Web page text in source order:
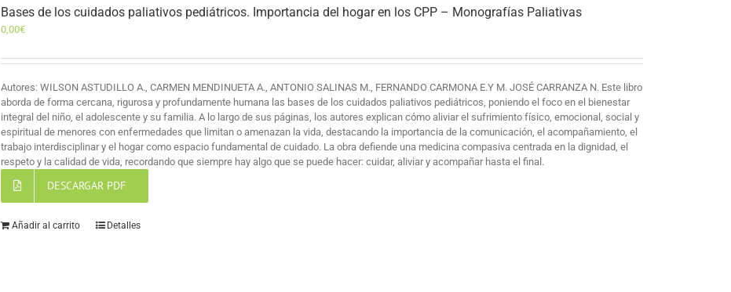
Bases de los cuidados paliativos pediátricos. Importancia del hogar en los CPP – Monografías Paliativas
0,00€
Autores: WILSON ASTUDILLO A., CARMEN MENDINUETA A., ANTONIO SALINAS M., FERNANDO CARMONA E.Y M. JOSÉ CARRANZA N. Este libro
aborda de forma cercana, rigurosa y profundamente humana las bases de los cuidados paliativos pediátricos, poniendo el foco en el bienestar
integral del niño, el adolescente y su familia. A lo largo de sus páginas, los autores explican cómo aliviar el sufrimiento físico, emocional, social y
espiritual de menores con enfermedades que limitan o amenazan la vida, destacando la importancia de la comunicación, el acompañamiento, el
trabajo interdisciplinar y el hogar como espacio fundamental de cuidado. La obra defiende una medicina compasiva centrada en la dignidad, el
respeto y la calidad de vida, recordando que siempre hay algo que se puede hacer: cuidar, aliviar y acompañar hasta el final.
DESCARGAR PDF
Añadir al carrito Detalles